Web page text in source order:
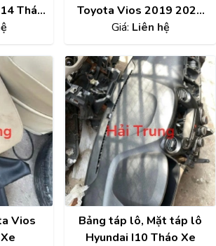
Tháo
Toyota Vios 2019 2020
Tháo Xe
Giá: Liên hệ
Vios
Bảng táp lô, Mặt táp lô
Hyundai I10 Tháo Xe